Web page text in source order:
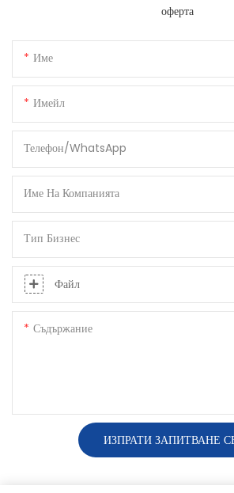
оферта
Име
Имейл
Телефон/WhatsApp
Име На Компанията
Тип Бизнес
Файл
Съдържание
ИЗПРАТИ ЗАПИТВАНЕ